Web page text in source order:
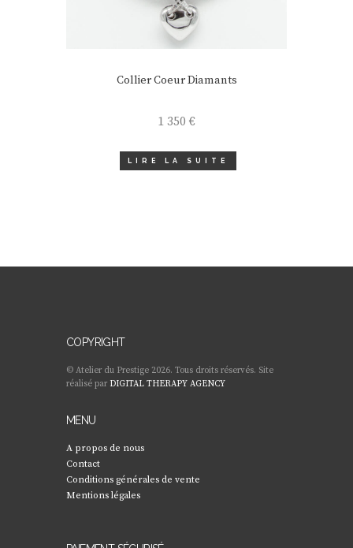
Collier Coeur Diamants
1 350 €
LIRE LA SUITE
COPYRIGHT
© Atelier du Prestige 2026. Tous droits réservés. Site
réalisé par DIGITAL THERAPY AGENCY
MENU
A propos de nous
Contact
Conditions générales de vente
Mentions légales